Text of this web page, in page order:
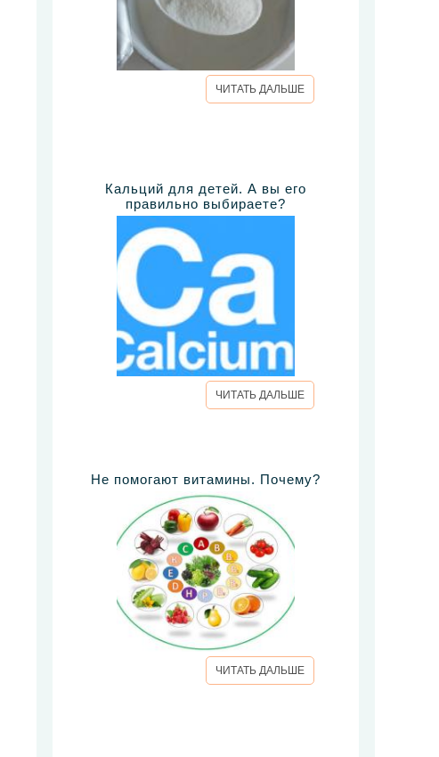
ЧИТАТЬ ДАЛЬШЕ
Кальций для детей. А вы его
правильно выбираете?
ЧИТАТЬ ДАЛЬШЕ
Не помогают витамины. Почему?
ЧИТАТЬ ДАЛЬШЕ